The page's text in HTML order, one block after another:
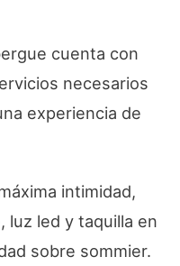
cuenta con
necesarios
experiencia de
intimidad,
luz led y taquilla en
sobre sommier.